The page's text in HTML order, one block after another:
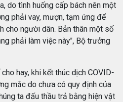
do tình huống cấp bách nên một
phải vay, mượn, tạm ứng để
cho người dân. Bản thân một số
phải làm việc này", Bộ trưởng
hay, khi kết thúc dịch COVID-
mắc do chưa có quy định của
ta đấu thầu trả bằng hiện vật